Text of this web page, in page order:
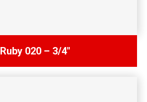
Ruby 020 – 3/4″